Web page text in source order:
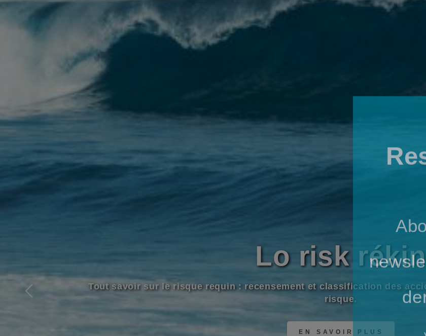
Bann landroi la mer
Savoir où je peux pratiquer la baignade ou mon activité